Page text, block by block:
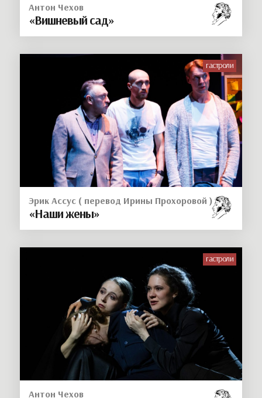
Антон Чехов
«Вишневый сад»
гастроли
Эрик Ассус ( перевод Ирины Прохоровой )
«Наши жены»
гастроли
Антон Чехов